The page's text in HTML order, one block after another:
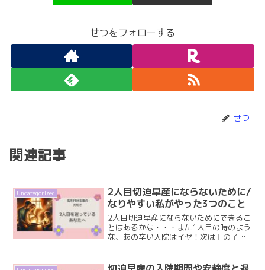
せつをフォローする
せつ
関連記事
Uncategorized
2人目切迫早産にならないために/
なりやすい私がやった3つのこと
2人目切迫早産にならないためにできるこ
とはあるかな・・・また1人目の時のよう
な、あの辛い入院はイヤ！次は上の子も
ら、また点滴や副作用などの辛さに耐え